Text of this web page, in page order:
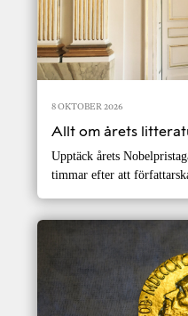
8 OKTOBER 2026
Allt om årets
Upptäck årets
timmar efter att